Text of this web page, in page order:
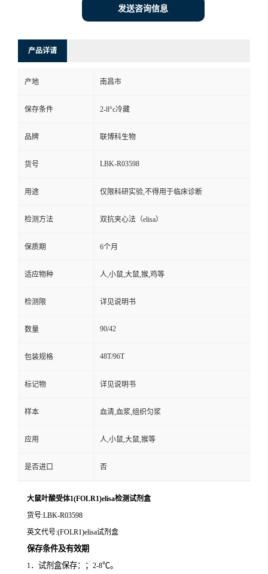
发送咨询信息
产品详请
产地 南昌市
保存条件 2-8°c冷藏
品牌 联博科生物
货号 LBK-R03598
用途 仅限科研实验,不得用于临床诊断
检测方法 双抗夹心法（elisa）
保质期 6个月
适应物种 人,小鼠,大鼠,猴,鸡等
检测限 详见说明书
数量 90/42
包装规格 48T/96T
标记物 详见说明书
样本 血清,血浆,组织匀浆
应用 人,小鼠,大鼠,猴等
是否进口 否
大鼠叶酸受体1(FOLR1)elisa检测试剂盒
货号:LBK-R03598
英文代号:(FOLR1)elisa试剂盒
保存条件及有效期
1．试剂盒保存：； 2-8℃。